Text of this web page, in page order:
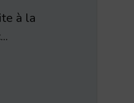
à la